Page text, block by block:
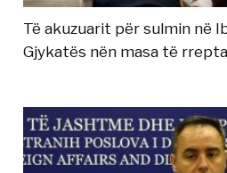
Të akuzuarit për sulmin në
Gjykatës nën masa të